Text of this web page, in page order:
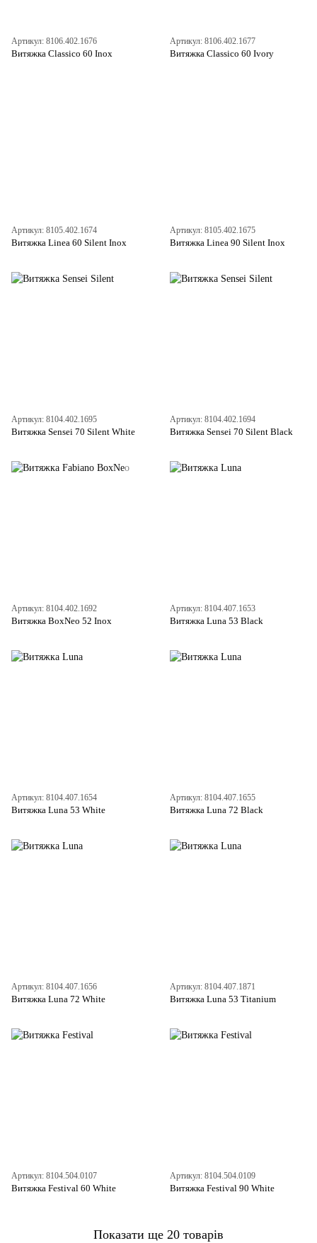
Артикул: 8106.402.1676
Витяжка Classico 60 Inox
Артикул: 8106.402.1677
Витяжка Classico 60 Ivory
Артикул: 8105.402.1674
Витяжка Linea 60 Silent Inox
Артикул: 8105.402.1675
Витяжка Linea 90 Silent Inox
Артикул: 8104.402.1695
Витяжка Sensei 70 Silent White
Артикул: 8104.402.1694
Витяжка Sensei 70 Silent Black
Артикул: 8104.402.1692
Витяжка BoxNeo 52 Inox
Артикул: 8104.407.1653
Витяжка Luna 53 Black
Артикул: 8104.407.1654
Витяжка Luna 53 White
Артикул: 8104.407.1655
Витяжка Luna 72 Black
Артикул: 8104.407.1656
Витяжка Luna 72 White
Артикул: 8104.407.1871
Витяжка Luna 53 Titanium
Артикул: 8104.504.0107
Витяжка Festival 60 White
Артикул: 8104.504.0109
Витяжка Festival 90 White
Показати ще 20 товарів